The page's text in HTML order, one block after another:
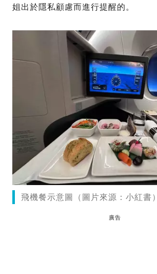
姐出於隱私顧慮而進行提醒的。
飛機餐示意圖（圖片來源：小紅書）
廣告